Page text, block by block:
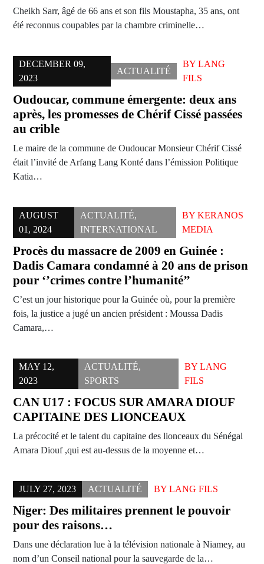
Cheikh Sarr, âgé de 66 ans et son fils Moustapha, 35 ans, ont
été reconnus coupables par la chambre criminelle…
DECEMBER 09,
2023
ACTUALITÉ
BY LANG
FILS
Oudoucar, commune émergente: deux ans
après, les promesses de Chérif Cissé passées
au crible
Le maire de la commune de Oudoucar Monsieur Chérif Cissé
était l’invité de Arfang Lang Konté dans l’émission Politique
Katia…
AUGUST
01, 2024
ACTUALITÉ,
INTERNATIONAL
BYKERANOS
MEDIA
Procès du massacre de 2009 en Guinée :
Dadis Camara condamné à 20 ans de prison
pour ‘’crimes contre l’humanité’’
C’est un jour historique pour la Guinée où, pour la première
fois, la justice a jugé un ancien président : Moussa Dadis
Camara,…
MAY 12,
2023
ACTUALITÉ,
SPORTS
BY LANG
FILS
CAN U17 : FOCUS SUR AMARA DIOUF
CAPITAINE DES LIONCEAUX
La précocité et le talent du capitaine des lionceaux du Sénégal
Amara Diouf ,qui est au-dessus de la moyenne et…
JULY 27, 2023 ACTUALITÉ BY LANG FILS
Niger: Des militaires prennent le pouvoir
pour des raisons…
Dans une déclaration lue à la télévision nationale à Niamey, au
nom d’un Conseil national pour la sauvegarde de la…